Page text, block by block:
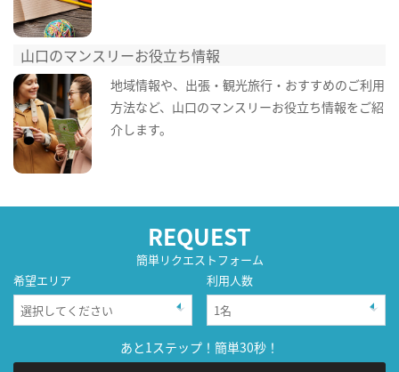
山口のマンスリーお役立ち情報
地域情報や、出張・観光旅行・おすすめのご利用
方法など、山口のマンスリーお役立ち情報をご紹
介します。
REQUEST
簡単リクエストフォーム
希望エリア
利用人数
あと1ステップ！簡単30秒！